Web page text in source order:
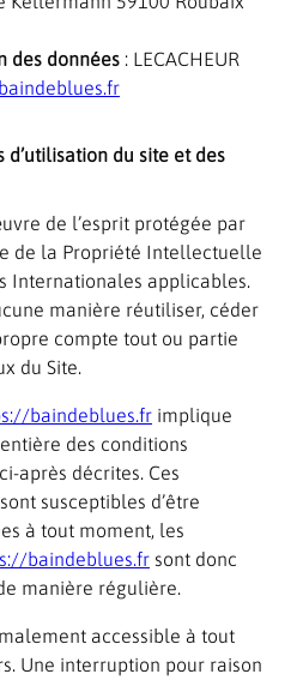
des données : LECACHEUR
d’utilisation du site et des
de l’esprit protégée par
de la Propriété Intellectuelle
Internationales applicables.
manière réutiliser, céder
compte tout ou partie
du Site.
baindeblues.fr implique
des conditions
après décrites. Ces
susceptibles d’être
à tout moment, les
baindeblues.fr sont donc
manière régulière.
accessible à tout
Une interruption pour raison